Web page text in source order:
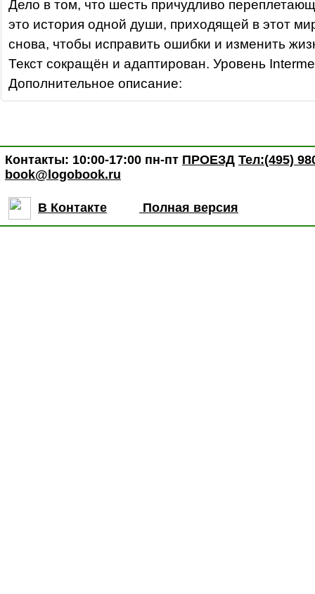
Дело в том, что шесть причудливо
это история одной души, приходящей в этот
снова, чтобы исправить ошибки и изменить
Текст сокращён и адаптирован. Уровень
Дополнительное описание:
Контакты: 10:00-17:00 пн-пт ПРОЕЗД Тел:(495)
book@logobook.ru
В Контакте Полная версия